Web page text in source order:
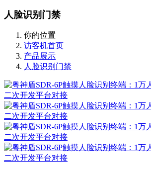
人脸识别门禁
你的位置
访客机首页
产品展示
人脸识别门禁